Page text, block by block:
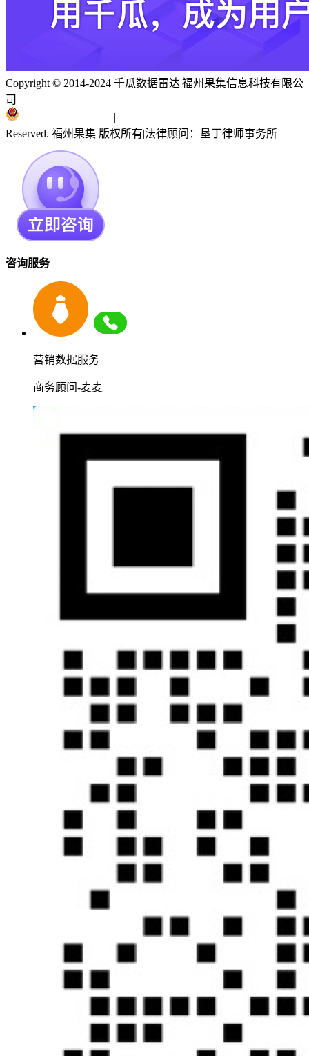
Copyright © 2014-2024 千瓜数据雷达|福州果集信息科技有限公
司
|
Reserved. 福州果集 版权所有|法律顾问：垦丁律师事务所
咨询服务
营销数据服务
商务顾问-麦麦